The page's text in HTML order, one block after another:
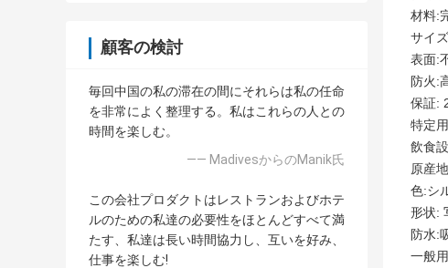
顧客の検討
毎回中国の私の滞在の間にそれらは私の任命
を非常によく整理する。私はこれらの人との
時間を楽しむ。
—— MadivesからのManik氏
この会社プロダクトはレストランおよびホテ
ルのための私達の必要性をほとんどすべて満
たす、私達は長い時間協力し、互いを好み、
仕事を楽しむ!
材料:
サイ
表面:
防火:
保証:
特定
飲食
原産
色:シ
形状:
防水:
一般